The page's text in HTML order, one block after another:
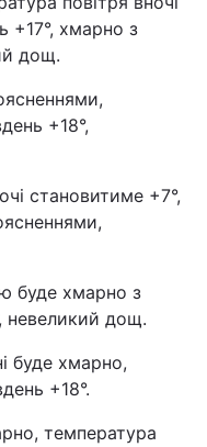
+17°, хмарно з
дощ.
+18°,
становитиме +7°,
буде хмарно з
невеликий дощ.
буде хмарно,
+18°.
температура